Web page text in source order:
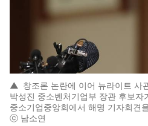
▲ 창조론 논란에 이어 뉴라이트 사
박성진 중소벤처기업부 장관 후보
중소기업중앙회에서 해명 기자회견
ⓒ 남소연